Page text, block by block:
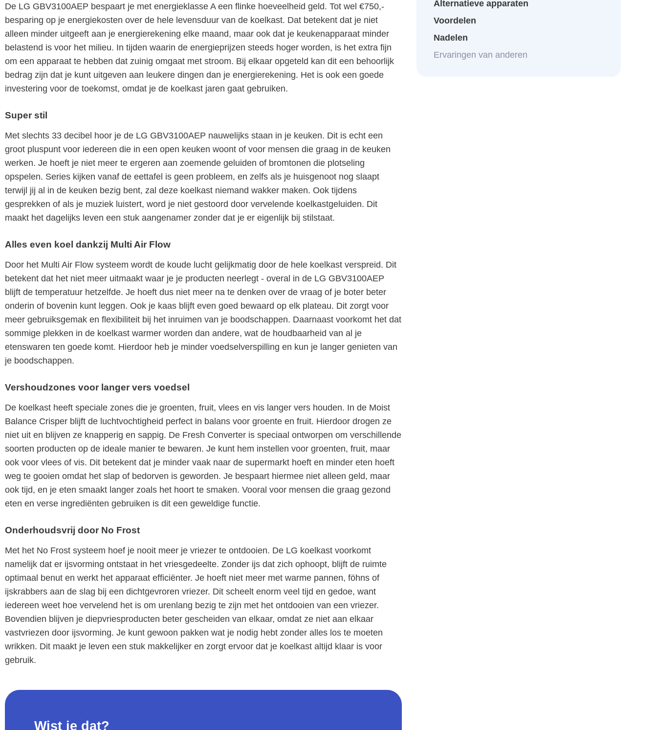
De LG GBV3100AEP bespaart je met energieklasse A een flinke hoeveelheid geld. Tot wel €750,-
besparing op je energiekosten over de hele levensduur van de koelkast. Dat betekent dat je niet
alleen minder uitgeeft aan je energierekening elke maand, maar ook dat je keukenapparaat minder
belastend is voor het milieu. In tijden waarin de energieprijzen steeds hoger worden, is het extra fijn
om een apparaat te hebben dat zuinig omgaat met stroom. Bij elkaar opgeteld kan dit een behoorlijk
bedrag zijn dat je kunt uitgeven aan leukere dingen dan je energierekening. Het is ook een goede
investering voor de toekomst, omdat je de koelkast jaren gaat gebruiken.
Super stil
Met slechts 33 decibel hoor je de LG GBV3100AEP nauwelijks staan in je keuken. Dit is echt een
groot pluspunt voor iedereen die in een open keuken woont of voor mensen die graag in de keuken
werken. Je hoeft je niet meer te ergeren aan zoemende geluiden of bromtonen die plotseling
opspelen. Series kijken vanaf de eettafel is geen probleem, en zelfs als je huisgenoot nog slaapt
terwijl jij al in de keuken bezig bent, zal deze koelkast niemand wakker maken. Ook tijdens
gesprekken of als je muziek luistert, word je niet gestoord door vervelende koelkastgeluiden. Dit
maakt het dagelijks leven een stuk aangenamer zonder dat je er eigenlijk bij stilstaat.
Alles even koel dankzij Multi Air Flow
Door het Multi Air Flow systeem wordt de koude lucht gelijkmatig door de hele koelkast verspreid. Dit
betekent dat het niet meer uitmaakt waar je je producten neerlegt - overal in de LG GBV3100AEP
blijft de temperatuur hetzelfde. Je hoeft dus niet meer na te denken over de vraag of je boter beter
onderin of bovenin kunt leggen. Ook je kaas blijft even goed bewaard op elk plateau. Dit zorgt voor
meer gebruiksgemak en flexibiliteit bij het inruimen van je boodschappen. Daarnaast voorkomt het dat
sommige plekken in de koelkast warmer worden dan andere, wat de houdbaarheid van al je
etenswaren ten goede komt. Hierdoor heb je minder voedselverspilling en kun je langer genieten van
je boodschappen.
Vershoudzones voor langer vers voedsel
De koelkast heeft speciale zones die je groenten, fruit, vlees en vis langer vers houden. In de Moist
Balance Crisper blijft de luchtvochtigheid perfect in balans voor groente en fruit. Hierdoor drogen ze
niet uit en blijven ze knapperig en sappig. De Fresh Converter is speciaal ontworpen om verschillende
soorten producten op de ideale manier te bewaren. Je kunt hem instellen voor groenten, fruit, maar
ook voor vlees of vis. Dit betekent dat je minder vaak naar de supermarkt hoeft en minder eten hoeft
weg te gooien omdat het slap of bedorven is geworden. Je bespaart hiermee niet alleen geld, maar
ook tijd, en je eten smaakt langer zoals het hoort te smaken. Vooral voor mensen die graag gezond
eten en verse ingrediënten gebruiken is dit een geweldige functie.
Onderhoudsvrij door No Frost
Met het No Frost systeem hoef je nooit meer je vriezer te ontdooien. De LG koelkast voorkomt
namelijk dat er ijsvorming ontstaat in het vriesgedeelte. Zonder ijs dat zich ophoopt, blijft de ruimte
optimaal benut en werkt het apparaat efficiënter. Je hoeft niet meer met warme pannen, föhns of
ijskrabbers aan de slag bij een dichtgevroren vriezer. Dit scheelt enorm veel tijd en gedoe, want
iedereen weet hoe vervelend het is om urenlang bezig te zijn met het ontdooien van een vriezer.
Bovendien blijven je diepvriesproducten beter gescheiden van elkaar, omdat ze niet aan elkaar
vastvriezen door ijsvorming. Je kunt gewoon pakken wat je nodig hebt zonder alles los te moeten
wrikken. Dit maakt je leven een stuk makkelijker en zorgt ervoor dat je koelkast altijd klaar is voor
gebruik.
Alternatieve apparaten
Voordelen
Nadelen
Ervaringen van anderen
Wist je dat?